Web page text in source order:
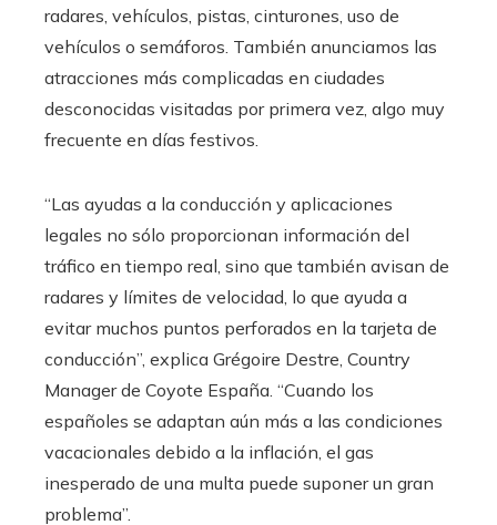
radares, vehículos, pistas, cinturones, uso de
vehículos o semáforos. También anunciamos las
atracciones más complicadas en ciudades
desconocidas visitadas por primera vez, algo muy
frecuente en días festivos.
“Las ayudas a la conducción y aplicaciones
legales no sólo proporcionan información del
tráfico en tiempo real, sino que también avisan de
radares y límites de velocidad, lo que ayuda a
evitar muchos puntos perforados en la tarjeta de
conducción”, explica Grégoire Destre, Country
Manager de Coyote España. “Cuando los
españoles se adaptan aún más a las condiciones
vacacionales debido a la inflación, el gas
inesperado de una multa puede suponer un gran
problema”.